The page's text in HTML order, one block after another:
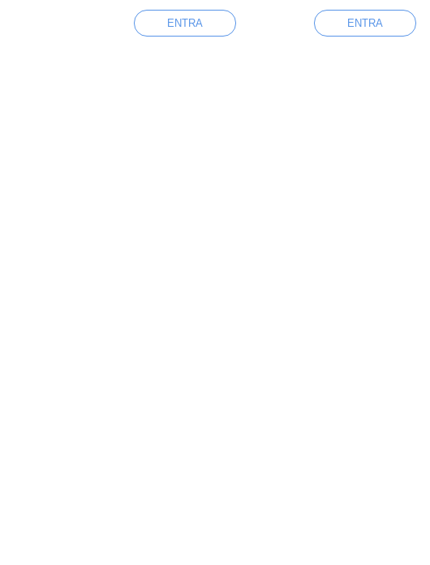
ENTRA ENTRA